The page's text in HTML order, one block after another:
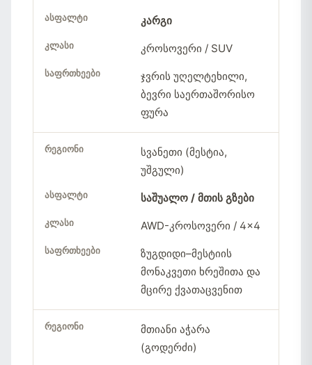
კარგი
კროსოვერი / SUV
ჯვრის უღელტეხილი,
ბევრი საერთაშორისო
ფურა
სვანეთი (მესტია,
უშგული)
საშუალო / მთის გზები
AWD-კროსოვერი / 4×4
ზუგდიდი–მესტიის
მონაკვეთი ხრეშითა და
მცირე ქვათაცვენით
მთიანი აჭარა
(გოდერძი)